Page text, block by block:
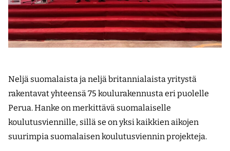
Neljä suomalaista ja neljä britannialaista yritystä
rakentavat yhteensä 75 koulurakennusta eri puolelle
Perua. Hanke on merkittävä suomalaiselle
koulutusviennille, sillä se on yksi kaikkien aikojen
suurimpia suomalaisen koulutusviennin projekteja.